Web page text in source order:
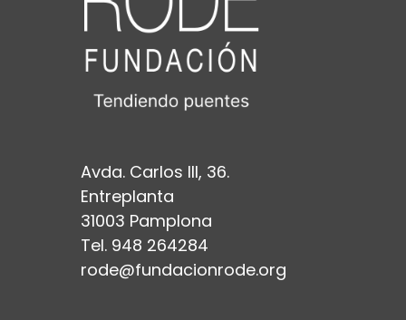
Avda. Carlos III, 36.
Entreplanta
31003 Pamplona
Tel. 948 264284
rode@fundacionrode.org